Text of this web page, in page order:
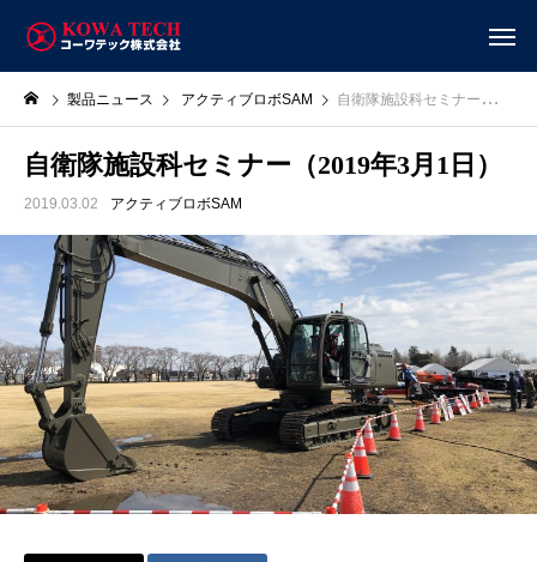
製品ニュース アクティブロボSAM 自衛隊施設科セミナー（2019年3月1日）
自衛隊施設科セミナー（2019年3月1日）
2019.03.02 アクティブロボSAM